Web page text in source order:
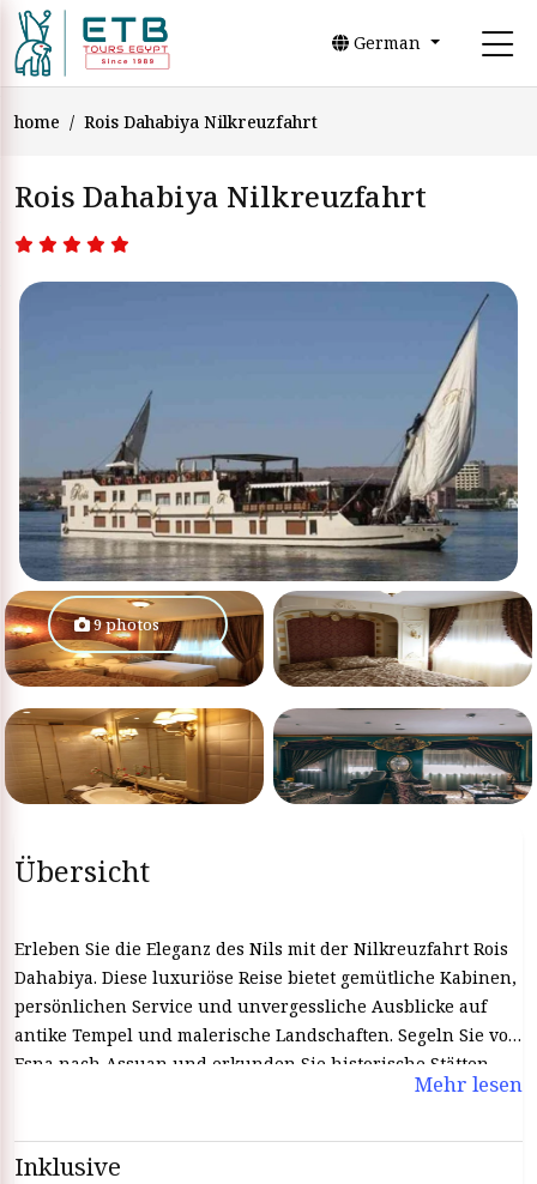
German
home Rois Dahabiya Nilkreuzfahrt
Rois Dahabiya Nilkreuzfahrt
9 photos
Übersicht
Erleben Sie die Eleganz des Nils mit der Nilkreuzfahrt Rois
Dahabiya. Diese luxuriöse Reise bietet gemütliche Kabinen,
persönlichen Service und unvergessliche Ausblicke auf
antike Tempel und malerische Landschaften. Segeln Sie von
Esna nach Assuan und erkunden Sie historische Stätten
wie Edfu, Kom Ombo und den Tempel von Philae. Genießen
einzigartiges Nilabenteuer.
Mehr lesen
Inklusive